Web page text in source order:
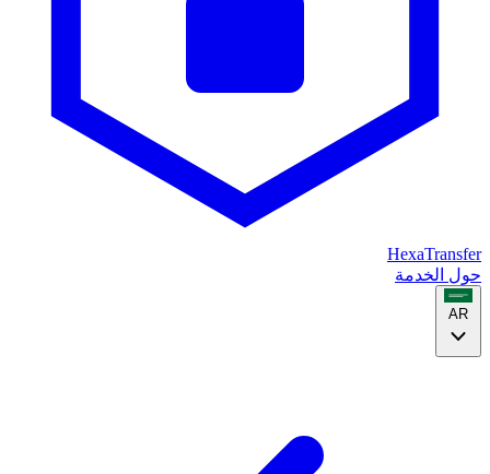
HexaTransfer
حول الخدمة
AR